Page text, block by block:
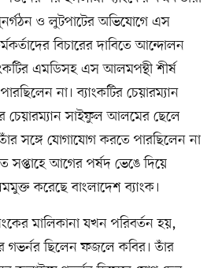
ও লুটপাটের অভিযোগে এস
বিচারের দাবিতে আন্দোলন
এমডিসহ এস আলমপন্থী শীর্ষ
না। ব্যাংকটির চেয়ারম্যান
সাইফুল আলমের ছেলে
সঙ্গে যোগাযোগ করতে পারছিলেন না
সপ্তাহে আগের পর্ষদ ভেঙে দিয়ে
করেছে বাংলাদেশ ব্যাংক।
মালিকানা যখন পরিবর্তন হয়,
গভর্নর ছিলেন ফজলে কবির। তাঁর